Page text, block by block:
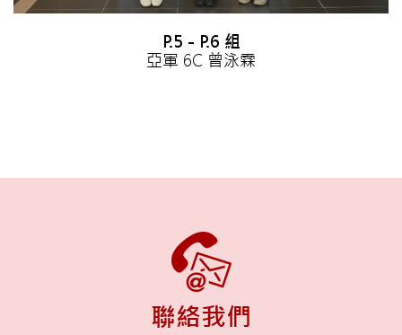
P.5 - P.6 組
亞軍 6C 曾泳霖
聯絡我們